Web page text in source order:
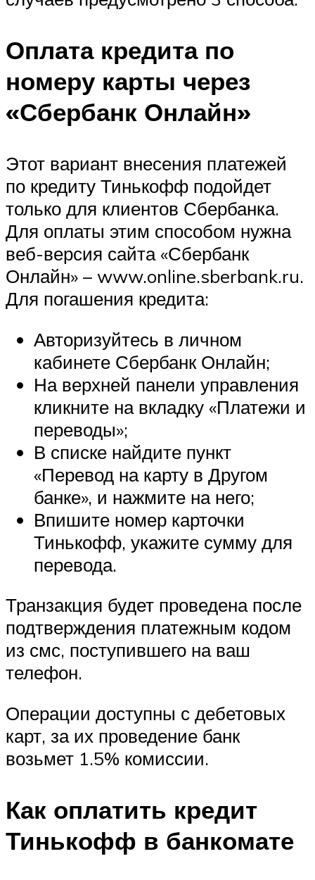
Оплата кредита по
номеру карты через
«Сбербанк Онлайн»
Этот вариант внесения платежей
по кредиту Тинькофф подойдет
только для клиентов Сбербанка.
Для оплаты этим способом нужна
веб-версия сайта «Сбербанк
Онлайн» – www.online.sberbank.ru.
Для погашения кредита:
Авторизуйтесь в личном
кабинете Сбербанк Онлайн;
На верхней панели управления
кликните на вкладку «Платежи и
переводы»;
В списке найдите пункт
«Перевод на карту в Другом
банке», и нажмите на него;
Впишите номер карточки
Тинькофф, укажите сумму для
перевода.
Транзакция будет проведена после
подтверждения платежным кодом
из смс, поступившего на ваш
телефон.
Операции доступны с дебетовых
карт, за их проведение банк
возьмет 1.5% комиссии.
Как оплатить кредит
Тинькофф в банкомате